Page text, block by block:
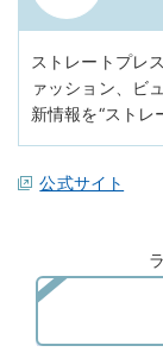
ストレートプレ
ァッション、ビ
新情報を“ストレ
公式サイト